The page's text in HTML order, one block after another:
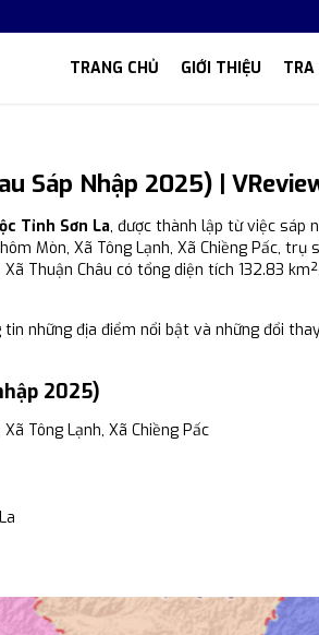
TRANG CHỦ GIỚI THIỆU TRA
Sáp Nhập 2025) |
Tỉnh Sơn La, được thành lập từ việc sáp
Mòn, Xã Tông Lạnh, Xã Chiềng Pấc, trụ
Thuận Châu có tổng diện tích 132.83
tin những địa điểm nổi bật và những đổi
2025)
Tông Lạnh, Xã Chiềng Pấc